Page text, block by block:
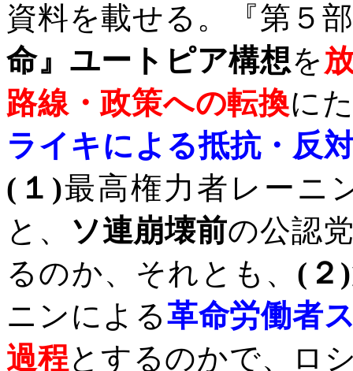
資料を載せる。『第５
命』ユートピア構想を
路線・政策への転換に
ライキによる抵抗・反
( １ )最高権力者レーニ
と、 ソ連崩壊前の公認
るのか、それとも、 ( ２ )
ニンによる革命労働者
過程とするのかで、ロ